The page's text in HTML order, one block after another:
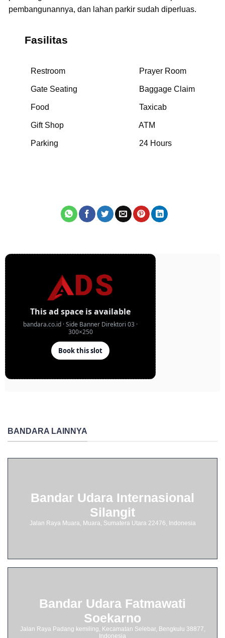
pembangunannya, dan lahan parkir sudah diperluas.
Fasilitas
Restroom Prayer Room
Gate Seating Baggage Claim
Food Taxicab
Gift Shop ATM
Parking 24 Hours
BANDARA LAINNYA
Bandar Udara Internasional
Silangit
Jalan Raya Muara, Muara, Sumatera Utara 22476, Indonesia
Bandar Udara Fatmawati
Soekarno
Jalan Raya Padang kemiling, Kecamatan Selebar, Bengkulu 38877,
Indonesia